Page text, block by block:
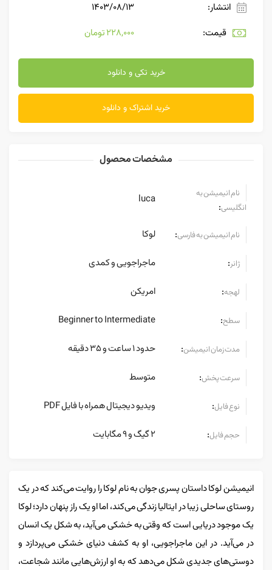
انتشار:
۱۴۰۳/۰۸/۱۳
قیمت:
228,000 تومان
خرید تکی و دانلود
خرید اشتراک و دانلود
مشخصات محصول
نام انیمیشن به
انگلیسی:
luca
نام انیمیشن به فارسی: لوکا
ژانر: ماجراجویی و کمدی
لهجه: امریکن
سطح:
Beginner to Intermediate
مدت زمان انیمیشن: حدود 1 ساعت و 35 دقیقه
سرعت پخش: متوسط
نوع فایل: ویدیو دیجیتال همراه با فایل PDF
حجم فایل: 2 گیگ و 9 مگابایت
انیمیشن لوکا داستان پسری جوان به نام لوکا را روایت می‌کند که در یک
روستای ساحلی زیبا در ایتالیا زندگی می‌کند، اما او یک راز پنهان دارد؛ لوکا
یک موجود دریایی است که وقتی به خشکی می‌آید، به شکل یک انسان
در می‌آید. در این ماجراجویی، او به کشف دنیای خشکی می‌پردازد و
دوستی‌های جدیدی شکل می‌دهد که به او ارزش‌هایی مانند شجاعت،